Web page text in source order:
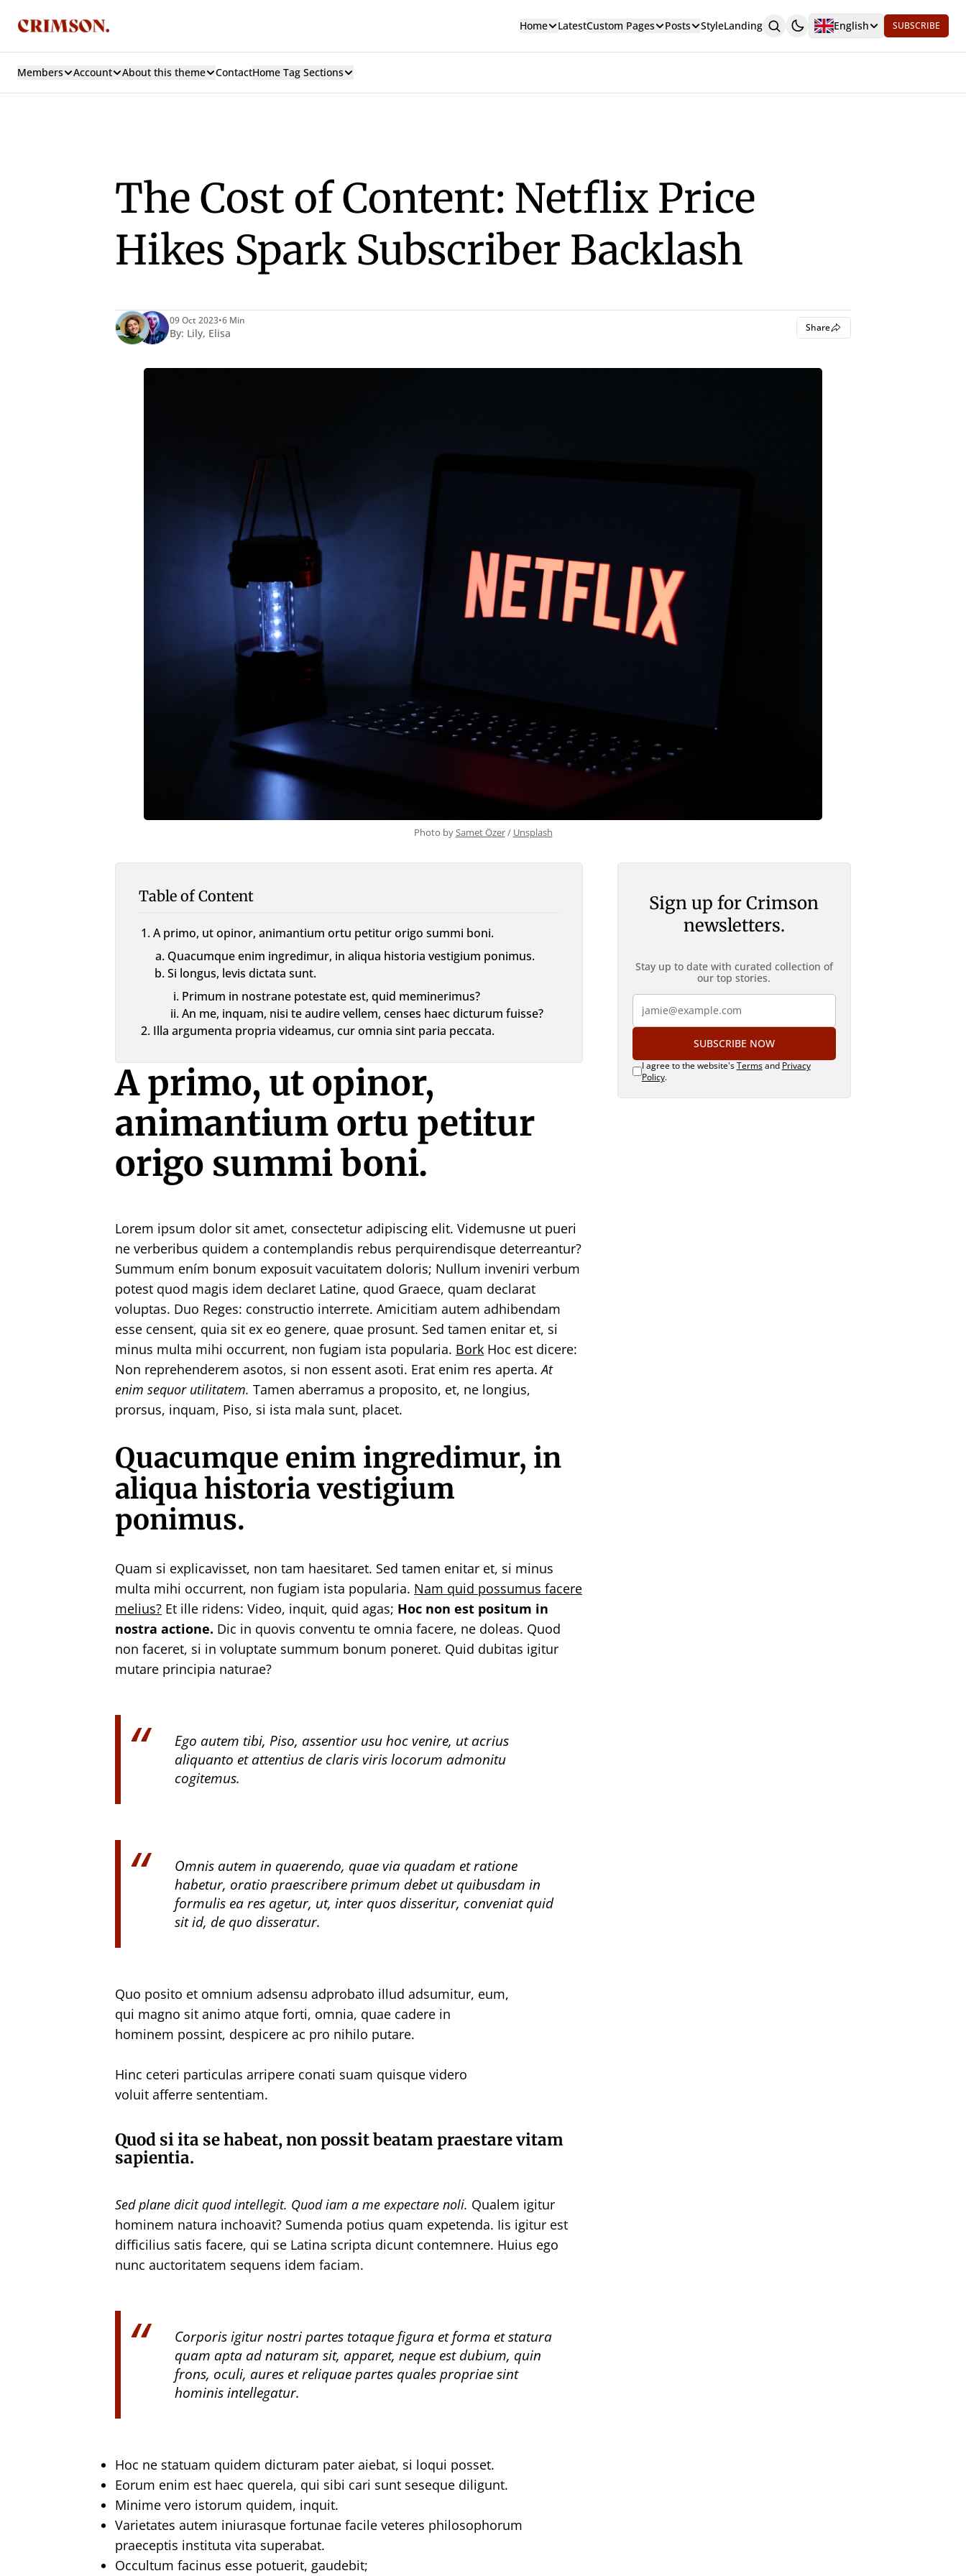
Home LatestCustom Pages Posts StyleLanding English SUBSCRIBE
Members Account About this theme ContactHome Tag Sections
The Cost of Content: Netflix Price
Hikes Spark Subscriber Backlash
09 Oct 2023•6 Min
By: Lily, Elisa Share
Photo by Samet Özer / Unsplash
Table of Content
A primo, ut opinor, animantium ortu petitur origo summi boni.
Quacumque enim ingredimur, in aliqua historia vestigium ponimus.
Si longus, levis dictata sunt.
Primum in nostrane potestate est, quid meminerimus?
An me, inquam, nisi te audire vellem, censes haec dicturum fuisse?
Illa argumenta propria videamus, cur omnia sint paria peccata.
A primo, ut opinor,
animantium ortu petitur
origo summi boni.
Lorem ipsum dolor sit amet, consectetur adipiscing elit. Videmusne ut pueri
ne verberibus quidem a contemplandis rebus perquirendisque deterreantur?
Summum ením bonum exposuit vacuitatem doloris; Nullum inveniri verbum
potest quod magis idem declaret Latine, quod Graece, quam declarat
voluptas. Duo Reges: constructio interrete. Amicitiam autem adhibendam
esse censent, quia sit ex eo genere, quae prosunt. Sed tamen enitar et, si
minus multa mihi occurrent, non fugiam ista popularia. Bork Hoc est dicere:
Non reprehenderem asotos, si non essent asoti. Erat enim res aperta.At
enim sequor utilitatem. Tamen aberramus a proposito, et, ne longius,
prorsus, inquam, Piso, si ista mala sunt, placet.
Quacumque enim ingredimur, in
aliqua historia vestigium
ponimus.
Quam si explicavisset, non tam haesitaret. Sed tamen enitar et, si minus
multa mihi occurrent, non fugiam ista popularia. Nam quid possumus facere
melius? Et ille ridens: Video, inquit, quid agas; Hoc non est positum in
nostra actione. Dic in quovis conventu te omnia facere, ne doleas. Quod
non faceret, si in voluptate summum bonum poneret. Quid dubitas igitur
mutare principia naturae?
Ego autem tibi, Piso, assentior usu hoc venire, ut acrius
aliquanto et attentius de claris viris locorum admonitu
cogitemus.
Omnis autem in quaerendo, quae via quadam et ratione
habetur, oratio praescribere primum debet ut quibusdam in
formulis ea res agetur, ut, inter quos disseritur, conveniat quid
sit id, de quo disseratur.
Quo posito et omnium adsensu adprobato illud adsumitur, eum,
qui magno sit animo atque forti, omnia, quae cadere in
hominem possint, despicere ac pro nihilo putare.
Hinc ceteri particulas arripere conati suam quisque videro
voluit afferre sententiam.
Quod si ita se habeat, non possit beatam praestare vitam
sapientia.
Sed plane dicit quod intellegit. Quod iam a me expectare noli. Qualem igitur
hominem natura inchoavit? Sumenda potius quam expetenda. Iis igitur est
difficilius satis facere, qui se Latina scripta dicunt contemnere. Huius ego
nunc auctoritatem sequens idem faciam.
Corporis igitur nostri partes totaque figura et forma et statura
quam apta ad naturam sit, apparet, neque est dubium, quin
frons, oculi, aures et reliquae partes quales propriae sint
hominis intellegatur.
Hoc ne statuam quidem dicturam pater aiebat, si loqui posset.
Eorum enim est haec querela, qui sibi cari sunt seseque diligunt.
Minime vero istorum quidem, inquit.
Varietates autem iniurasque fortunae facile veteres philosophorum
praeceptis instituta vita superabat.
Occultum facinus esse potuerit, gaudebit;
Sign up for Crimson
newsletters.
Stay up to date with curated collection of
our top stories.
SUBSCRIBE NOW
I agree to the website'sTermsand Privacy
Policy.